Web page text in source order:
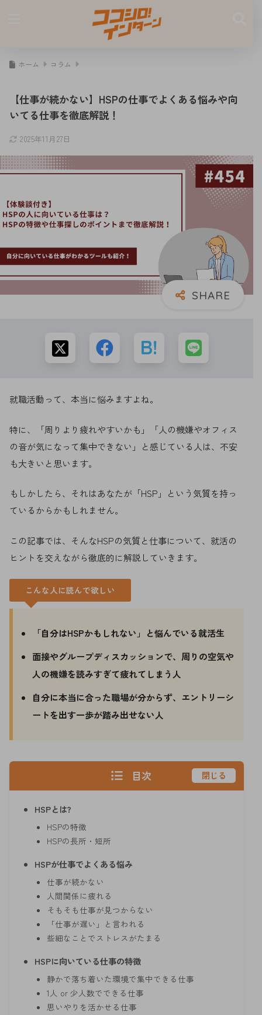
ホーム コラム
【仕事が続かない】HSPの仕事でよくある悩みや向
いてる仕事を徹底解説！
2025年11月27日
就職活動って、本当に悩みますよね。
特に、「周りより疲れやすいかも」「人の機嫌やオフィス
の音が気になって集中できない」と感じている人は、不安
も大きいと思います。
もしかしたら、それはあなたが「HSP」という気質を持っ
ているからかもしれません。
この記事では、そんなHSPの気質と仕事について、就活の
ヒントを交えながら徹底的に解説していきます。
こんな人に読んで欲しい
「自分はHSPかもしれない」と悩んでいる就活生
面接やグループディスカッションで、周りの空気や
人の機嫌を読みすぎて疲れてしまう人
自分に本当に合った職場が分からず、エントリーシ
ートを出す一歩が踏み出せない人
目次 閉じる
HSPとは?
HSPの特徴
HSPの長所・短所
HSPが仕事でよくある悩み
仕事が続かない
人間関係に疲れる
そもそも仕事が見つからない
「仕事が遅い」と言われる
些細なことでストレスがたまる
HSPに向いている仕事の特徴
静かで落ち着いた環境で集中できる仕事
1人 or 少人数でできる仕事
思いやりを活かせる仕事